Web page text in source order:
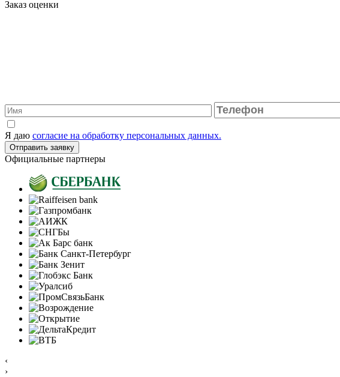
Заказ оценки
Я даю согласие на обработку персональных данных.
Официальные партнеры
‹
›